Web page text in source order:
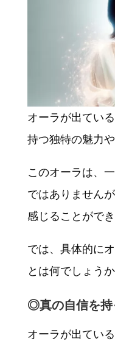
オーラが出てい
持つ独特の魅力
このオーラは、
ではありません
感じることがで
では、具体的に
とは何でしょうか
◎真の自信を持
オーラが出てい